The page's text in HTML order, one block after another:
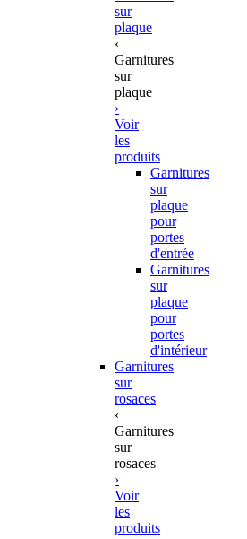
sur
plaque
‹
Garnitures
sur
plaque
›
Voir
les
produits
Garnitures
sur
plaque
pour
portes
d'entrée
Garnitures
sur
plaque
pour
portes
d'intérieur
Garnitures
sur
rosaces
‹
Garnitures
sur
rosaces
›
Voir
les
produits